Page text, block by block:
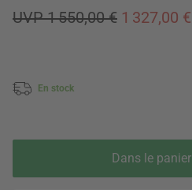
UVP 1 550,00 € 1 327,00 €
En stock
Dans le panier